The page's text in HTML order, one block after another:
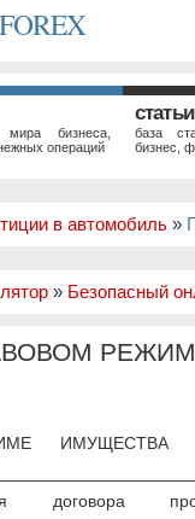
бизнеса,
операций
статьи
база
бизнес,
в автомобиль »
» Безопасный
ИМУЩЕСТВА
договора